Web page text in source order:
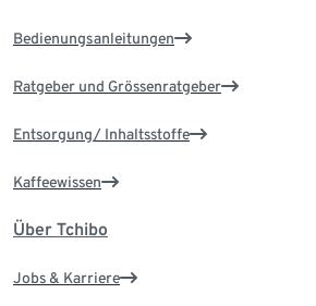
Bedienungsanleitungen
Ratgeber und Grössenratgeber
Entsorgung/ Inhaltsstoffe
Kaffeewissen
Über Tchibo
Jobs & Karriere